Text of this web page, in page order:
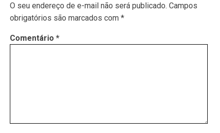
O seu endereço de e-mail não será publicado. Campos
obrigatórios são marcados com *
Comentário *